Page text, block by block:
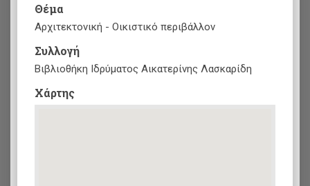
Θέμα
Αρχιτεκτονική - Οικιστικό περιβάλλον
Συλλογή
Βιβλιοθήκη Ιδρύματος Αικατερίνης Λασκαρίδη
Xάρτης